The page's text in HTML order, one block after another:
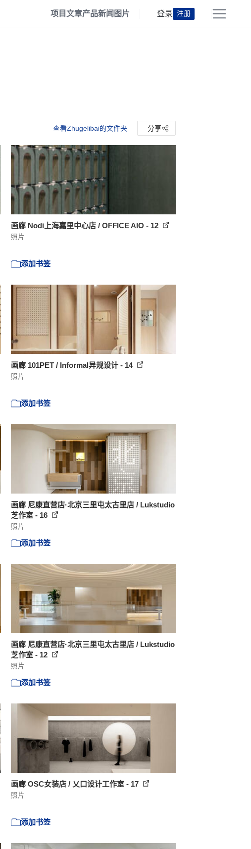
项目文章产品新闻 图片 登录 注册
查看Zhugelibai的文件夹 分享
画廊 Nodi上海嘉里中心店 / OFFICE AIO - 12
照片
添加书签
画廊 101PET / Informal异规设计 - 14
照片
添加书签
画廊 尼康直营店·北京三里屯太古里店 / Lukstudio
芝作室 - 16
照片
添加书签
画廊 尼康直营店·北京三里屯太古里店 / Lukstudio
芝作室 - 12
照片
添加书签
画廊 OSC女装店 / 乂口设计工作室 - 17
照片
添加书签